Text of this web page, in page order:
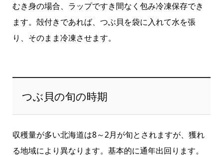
むき身の場合、ラップですき間なく包み冷凍保存でき
ます。殻付きであれば、つぶ貝を袋に入れて水を張
り、そのまま冷凍させます。
つぶ貝の旬の時期
収穫量が多い北海道は8～2月が旬とされますが、獲れ
る地域により異なります。基本的に通年出回ります。